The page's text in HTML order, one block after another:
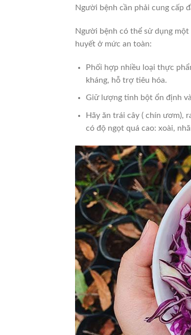
Người bệnh cần phải cung cấp
Người bệnh có thể sử dụng
huyết ở mức an toàn:
Phối hợp nhiều loại thực
kháng, hỗ trợ tiêu hóa.
Giữ lượng tinh bột ổn định
Hãy ăn trái cây ( chín ươm),
có độ ngọt quá cao: xoài,